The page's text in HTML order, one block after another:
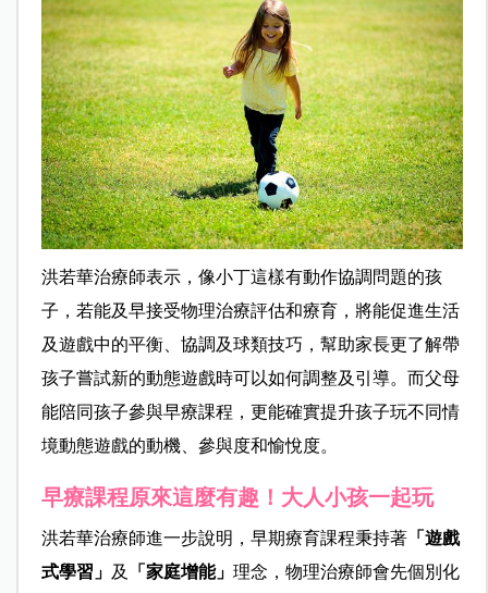
洪若華治療師表示，像小丁這樣有動作協調問題的孩
子，若能及早接受物理治療評估和療育，將能促進生活
及遊戲中的平衡、協調及球類技巧，幫助家長更了解帶
孩子嘗試新的動態遊戲時可以如何調整及引導。而父母
能陪同孩子參與早療課程，更能確實提升孩子玩不同情
境動態遊戲的動機、參與度和愉悅度。
早療課程原來這麼有趣！大人小孩一起玩
洪若華治療師進一步說明，早期療育課程秉持著「遊戲
式學習」 及 「家庭增能」 理念，物理治療師會先個別化